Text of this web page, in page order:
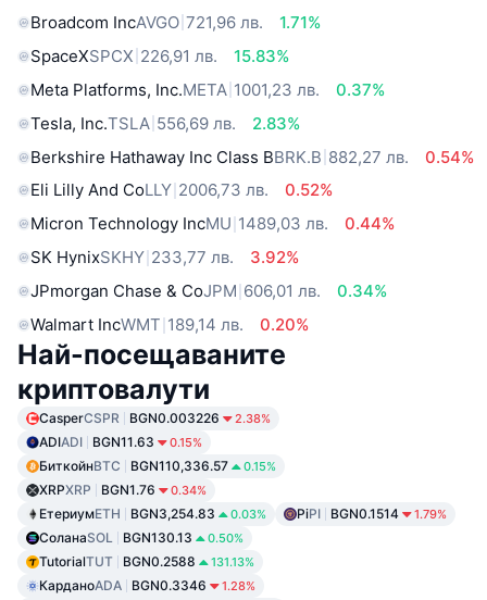
Broadcom IncAVGO 721,96 лв.
1.71%
SpaceXSPCX 226,91 лв.
15.83%
Meta Platforms, Inc.META 1001,23 лв.
0.37%
Tesla, Inc.TSLA 556,69 лв.
2.83%
Berkshire Hathaway Inc Class BBRK.B 882,27 лв.
0.54%
Eli Lilly And CoLLY 2006,73 лв.
0.52%
Micron Technology IncMU 1489,03 лв.
0.44%
SK HynixSKHY 233,77 лв.
3.92%
JPmorgan Chase & CoJPM 606,01 лв.
0.34%
Walmart IncWMT 189,14 лв. 0.20%
Най-посещаваните
криптовалути
CasperCSPR BGN0.003226 2.38%
ADIADI BGN11.63 0.15%
БиткойнBTC BGN110,336.57 0.15%
XRPXRP BGN1.76 0.34%
ЕтериумETH BGN3,254.83 0.03% PiPI BGN0.1514 1.79%
СоланаSOL BGN130.13 0.50%
TutorialTUT BGN0.2588 131.13%
КарданоADA BGN0.3346 1.28%